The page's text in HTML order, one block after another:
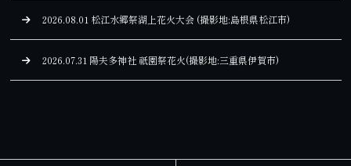
2026.08.01 松江水郷祭湖上花火大会 (撮影地:島根県松江市)
2026.07.31 陽夫多神社 祇園祭花火(撮影地:三重県伊賀市)